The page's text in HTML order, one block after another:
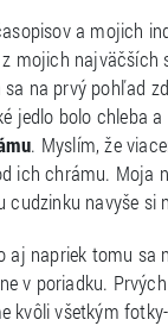
a mojich
mojich najväčších
sa na prvý pohľad
jedlo bolo chleba
. Myslím, že
ich chrámu. Moja
cudzinku navyše
aj napriek tomu sa
v poriadku.
kvôli všetkým